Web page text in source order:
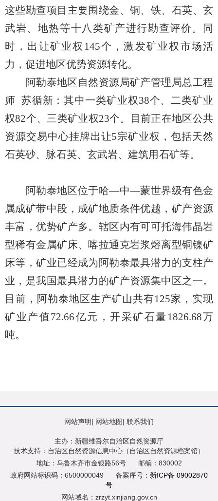
这些勘查项目主要围绕金、铜、铁、石英、玄
武岩、地热等十八类矿产进行勘查评价。同
时，出让矿业权 145个，激发矿业权市场活
力，促进地区优势资源转化。
阿勒泰地区自然资源局矿产管理局总工程
师 苏循新：其中一类矿业权38个、二类矿业
权82个、三类矿业权23个。目前正在地区公共
资源交易中心挂牌出让5宗矿业权，包括天然
石英砂、脉石英、玄武岩、建筑用石矿等。
阿勒泰地区位于哈—中—蒙世界级有色金
属成矿带中段，成矿地质条件优越，矿产资源
丰富，优势矿产多。辖区内有可可托海伟晶岩
型稀有金属矿床、喀拉通克岩浆熔离型铜镍矿
床等，矿业已经成为阿勒泰最具潜力的支柱产
业，是我国最具潜力的矿产资源集中区之一。
目前，阿勒泰地区生产矿山共有125家，实现
矿业产值72.66亿元，开采矿石量 1826.68万
吨。
网站声明| 网站地图| 联系我们
主办：新疆维吾尔自治区自然资源厅
技术支持：自治区自然资源信息中心（自治区自然资源档案馆）
地址：乌鲁木齐市金银路56号
邮编：830002
政府网站标识码：6500000049
备案序号： 新ICP备 09002870
号
网站域名：zrzyt.xinjiang.gov.cn